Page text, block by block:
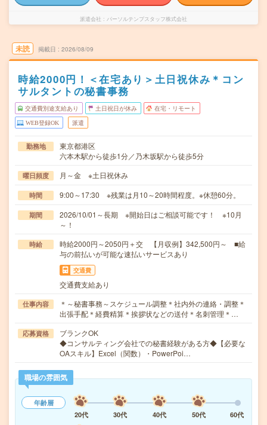
派遣会社 パーソルテンプスタッフ株式会社
未読 掲載日 2026/08/09
時給2000円！＜在宅あり＞土日祝休み＊コン
サルタントの秘書事務
交通費別途支給あり 土日祝日が休み 在宅・リモート
WEB登録OK 派遣
勤務地
東京都港区
六本木駅から徒歩1分／乃木坂駅から徒歩5分
曜日頻度 月～金 ※土日祝休み
時間 9:00～17:30 ※残業は月10～20時間程度。※休憩60分。
期間
2026/10/01～長期 ※開始日はご相談可能です！ ※10月
～！
時給
時給2000円～2050円＋交 【月収例】342,500円～ ■給
与の前払いが可能な速払いサービスあり
交通費
交通費支給あり
仕事内容
＊～秘書事務～スケジュール調整＊社内外の連絡・調整＊
出張手配＊経費精算＊挨拶状などの送付＊名刺管理＊…
応募資格
ブランクOK
◆コンサルティング会社での秘書経験がある方◆【必要な
OAスキル】Excel（関数）・PowerPoi…
職場の雰囲気
年齢層
20代
30代 40代 50代
60代